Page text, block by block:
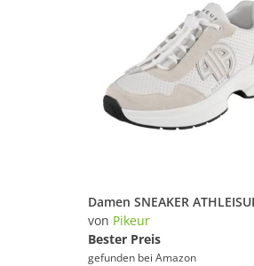
von Pikeur
Bester Preis
gefunden bei Amazon